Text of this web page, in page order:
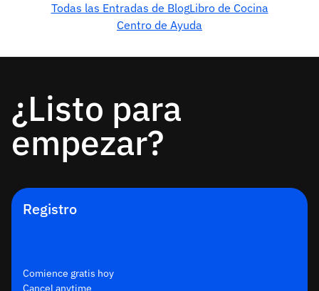
Todas las Entradas de BlogLibro de Cocina
Centro de Ayuda
¿Listo para
empezar?
Registro
Comience gratis hoy
Cancel anytime